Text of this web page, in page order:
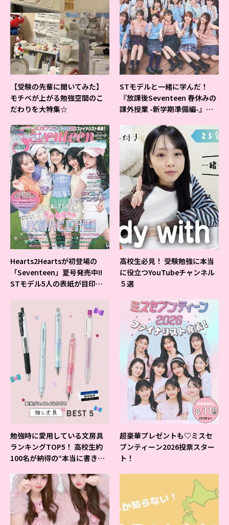
【受験の先輩に聞いてみた】
モチベが上がる勉強空間のこ
だわりを大特集☆
STモデルと一緒に学んだ！
『放課後Seventeen 春休みの
課外授業 -新学期準備編-』イ
Hearts2Heartsが初登場の
「Seventeen」夏号発売中!!
STモデル5人の表紙が目印だ
高校生必見！ 受験勉強に本当
に役立つYouTubeチャンネル
５選
勉強時に愛用している文房具
ランキングTOP5！ 高校生約
100名が納得の“本当に書きや
超豪華プレゼントも♡ミスセ
ブンティーン2026投票スター
ト！